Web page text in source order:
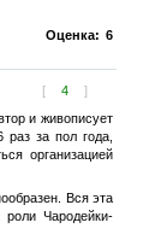
Оценка: 6
[ 4 ]
и живописует
раз за пол года,
организацией
Вся эта
Чародейки-